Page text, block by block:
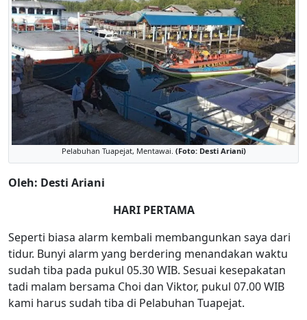
Pelabuhan Tuapejat, Mentawai. (Foto: Desti Ariani)
Oleh: Desti Ariani
HARI PERTAMA
Seperti biasa alarm kembali membangunkan saya dari
tidur. Bunyi alarm yang berdering menandakan waktu
sudah tiba pada pukul 05.30 WIB. Sesuai kesepakatan
tadi malam bersama Choi dan Viktor, pukul 07.00 WIB
kami harus sudah tiba di Pelabuhan Tuapejat.